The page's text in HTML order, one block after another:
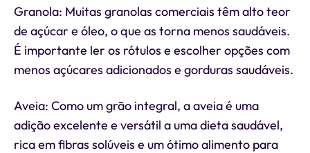
Granola: Muitas granolas comerciais têm alto teor
de açúcar e óleo, o que as torna menos saudáveis.
É importante ler os rótulos e escolher opções com
menos açúcares adicionados e gorduras saudáveis.
Aveia: Como um grão integral, a aveia é uma
adição excelente e versátil a uma dieta saudável,
rica em fibras solúveis e um ótimo alimento para